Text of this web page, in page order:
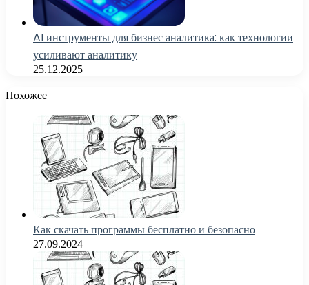
AI инструменты для бизнес аналитика: как технологии
усиливают аналитику
25.12.2025
Похожее
Как скачать программы бесплатно и безопасно
27.09.2024